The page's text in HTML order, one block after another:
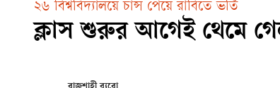
২৬ বিশ্ববিদ্যালয়ে চান্স পেয়ে রাবিতে ভর্তি
ক্লাস শুরুর আগেই থেমে